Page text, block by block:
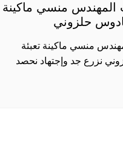
المهندس منسي ماكينة
حلزوني
منسي ماكينة تعبئة
نزرع جد وإجتهاد نحصد